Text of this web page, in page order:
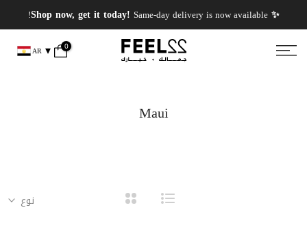
انتقل
إلى
المحتوى
✨ Shop now, get it today!
Same-day delivery is now available!
0
AR
Maui
نوع